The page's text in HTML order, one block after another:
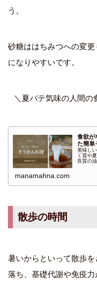
う。
砂糖ははちみつへの変
になりやすいです。
＼夏バテ気味の人間の
食欲が
た簡単
美味し
く質や
良質の
manamahna.com
散歩の時間
暑いからといって散歩
落ち、基礎代謝や免疫